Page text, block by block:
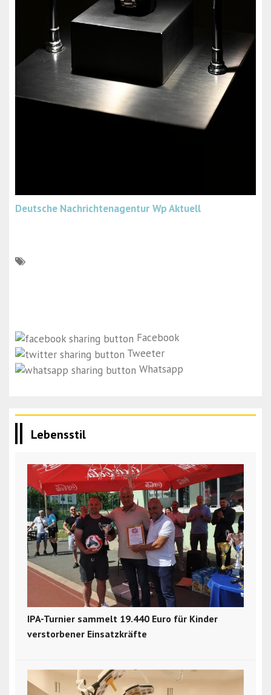
Deutsche Nachrichtenagentur Wp Aktuell
Facebook
Tweeter
Whatsapp
Lebensstil
IPA-Turnier sammelt 19.440 Euro für Kinder
verstorbener Einsatzkräfte